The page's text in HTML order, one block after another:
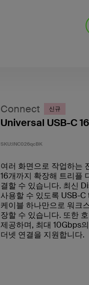
Connect 신규
Universal USB-C
SKU:INC026qcBK
여러 화면으로 작업하는
16개까지 확장해 트리플
결할 수 있습니다. 최신
사용할 수 있도록 USB-
케이블 하나만으로 워크
장할 수 있습니다. 또한
제공하며, 최대 10Gbps
더넷 연결을 지원합니다.